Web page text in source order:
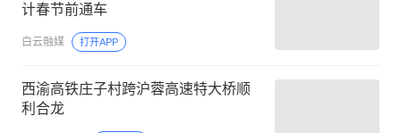
计春节前通车
白云融媒 打开APP
西渝高铁庄子村跨沪蓉高速特大桥顺
利合龙